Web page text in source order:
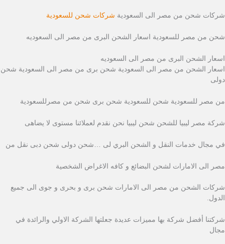
شركات شحن من مصر الى السعودية شركات شحن للسعودية
شحن من مصر للسعودية اسعار الشحن البرى من مصر الى السعوديه
اسعار الشحن البرى من مصر الى السعوديه
اسعار الشحن من مصر الى السعودية شحن برى من مصر الى السعودية شحن
دولى
من مصر للسعودية شحن للسعودية شحن برى شحن من مصرللسعودية
شركة مصر ليبيا للشحن شحن ليبيا نحن نقدم لعملائنا مستوى لا يضاهى
في مجال خدمات النقل و الشحن البري لى …شحن دولى شحن دبى نقل من
مصر الى الامارات لشحن البضائع و كافه الاغراض الشخصية
شركات الشحن من مصر الى الامارات شحن برى و بحرى و جوى الى جميع
الدول.
شركتنا أفضل شركة بها مميزات عديدة جعلتها الشركة الاولي والرائدة في
مجال